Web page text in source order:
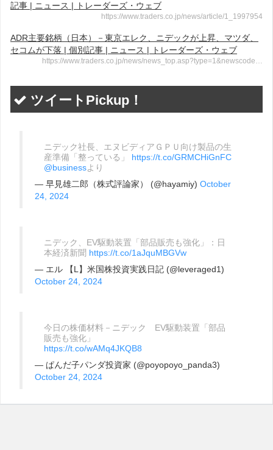
記事 | ニュース | トレーダーズ・ウェブ
https://www.traders.co.jp/news/article/1_1997954
ADR主要銘柄（日本）－東京エレク、ニデックが上昇、マツダ、
セコムが下落 | 個別記事 | ニュース | トレーダーズ・ウェブ
https://www.traders.co.jp/news/news_top.asp?type=1&newscode…
ツイートPickup！
ニデック社長、エヌビディアＧＰＵ向け製品の生
産準備「整っている」 https://t.co/GRMCHiGnFC
@businessより
— 早見雄二郎（株式評論家） (@hayamiy) October
24, 2024
ニデック、EV駆動装置「部品販売も強化」：日
本経済新聞 https://t.co/1aJquMBGVw
— エル 【L】米国株投資実践日記 (@leveraged1)
October 24, 2024
今日の株価材料－ニデック EV駆動装置「部品
販売も強化」
https://t.co/wAMq4JKQB8
— ぱんだ子パンダ投資家 (@poyopoyo_panda3)
October 24, 2024